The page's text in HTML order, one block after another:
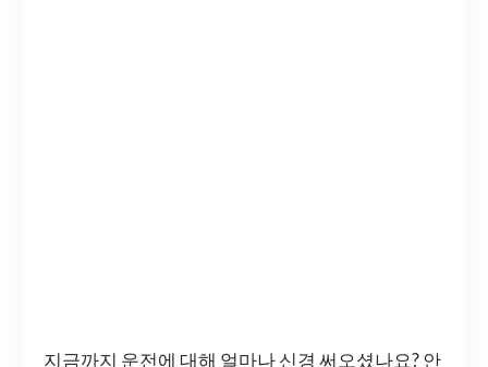
지금까지 운전에 대해 얼마나 신경 써오셨나요? 안